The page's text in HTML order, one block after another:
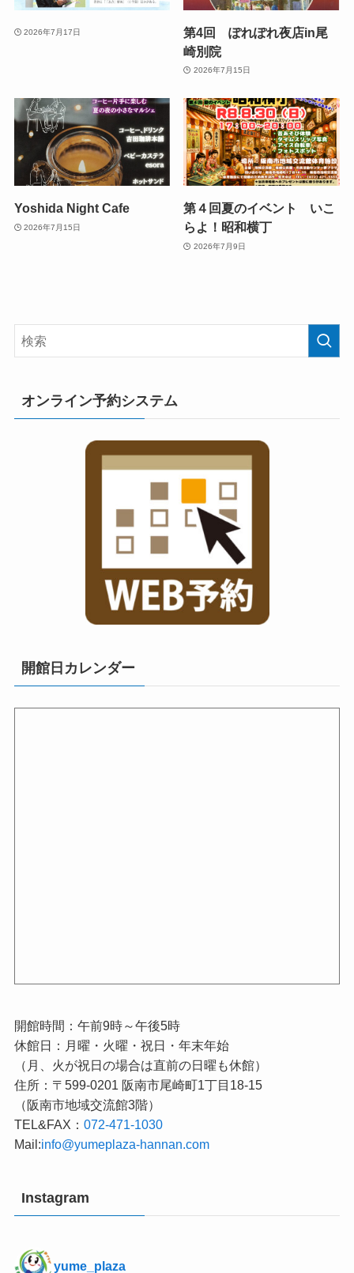
2026年7月17日
第4回 ぽれぽれ夜店in尾
崎別院
2026年7月15日
Yoshida Night Cafe
2026年7月15日
第４回夏のイベント いこ
らよ！昭和横丁
2026年7月9日
オンライン予約システム
開館日カレンダー
開館時間：午前9時～午後5時
休館日：月曜・火曜・祝日・年末年始
（月、火が祝日の場合は直前の日曜も休館）
住所：〒599-0201 阪南市尾崎町1丁目18-15
（阪南市地域交流館3階）
TEL&FAX： 072-471-1030
Mail:info@yumeplaza-hannan.com
Instagram
yume_plaza